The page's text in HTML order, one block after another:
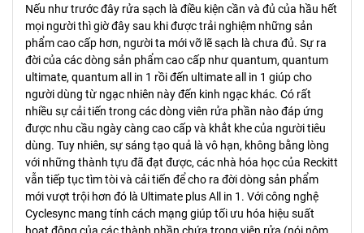
Nếu như trước đây rửa sạch là điều kiện cần và đủ của hầu hết
mọi người thì giờ đây sau khi được trải nghiệm những sản
phẩm cao cấp hơn, người ta mới vỡ lẽ sạch là chưa đủ. Sự ra
đời của các dòng sản phẩm cao cấp như quantum, quantum
ultimate, quantum all in 1 rồi đến ultimate all in 1 giúp cho
người dùng từ ngạc nhiên này đến kinh ngạc khác. Có rất
nhiều sự cải tiến trong các dòng viên rửa phần nào đáp ứng
được nhu cầu ngày càng cao cấp và khắt khe của người tiêu
dùng. Tuy nhiên, sự sáng tạo quả là vô hạn, không bằng lòng
với những thành tựu đã đạt được, các nhà hóa học của Reckitt
vẫn tiếp tục tìm tòi và cải tiến để cho ra đời dòng sản phẩm
mới vượt trội hơn đó là Ultimate plus All in 1. Với công nghệ
Cyclesync mang tính cách mạng giúp tối ưu hóa hiệu suất